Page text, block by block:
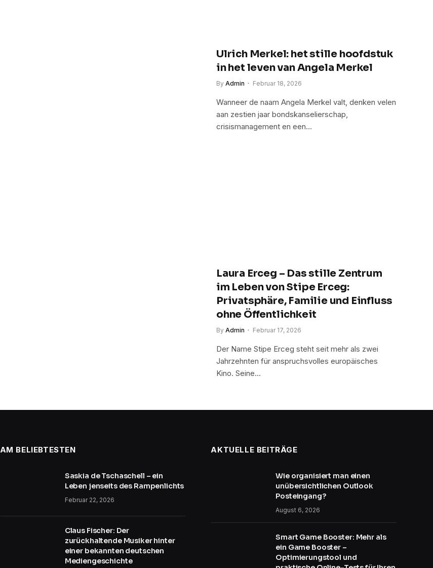
Ulrich Merkel: het stille hoofdstuk
in het leven van Angela Merkel
By Admin Februar 18, 2026
Wanneer de naam Angela Merkel valt, denken velen
aan zestien jaar bondskanselierschap,
crisismanagement en een…
Laura Erceg – Das stille Zentrum
im Leben von Stipe Erceg:
Privatsphäre, Familie und Einfluss
ohne Öffentlichkeit
By Admin Februar 17, 2026
Der Name Stipe Erceg steht seit mehr als zwei
Jahrzehnten für anspruchsvolles europäisches
Kino. Seine…
AM BELIEBTESTEN
Saskia de Tschaschell – ein
Leben jenseits des Rampenlichts
Februar 22, 2026
Claus Fischer: Der
zurückhaltende Musiker hinter
einer bekannten deutschen
Mediengeschichte
AKTUELLE BEITRÄGE
Wie organisiert man einen
unübersichtlichen Outlook
Posteingang?
August 6, 2026
Smart Game Booster: Mehr als
ein Game Booster –
Optimierungstool und